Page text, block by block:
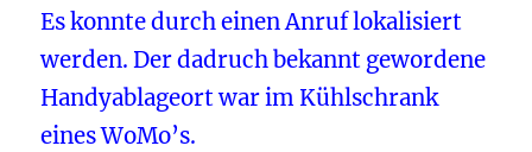
Es konnte durch einen Anruf lokalisiert
werden. Der dadruch bekannt gewordene
Handyablageort war im Kühlschrank
eines WoMo’s.